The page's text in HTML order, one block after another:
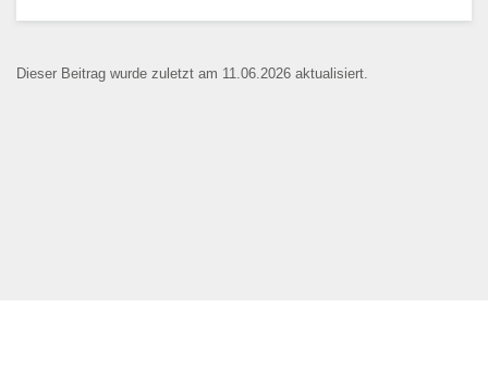
Kontaktaufnahme und ist nicht
Dieser Beitrag wurde zuletzt am 11.06.2026 aktualisiert.